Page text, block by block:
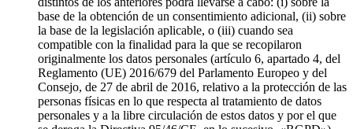
base de la obtención de un consentimiento adicional, (ii) sobre
la base de la legislación aplicable, o (iii) cuando sea
compatible con la finalidad para la que se recopilaron
originalmente los datos personales (artículo 6, apartado 4, del
Reglamento (UE) 2016/679 del Parlamento Europeo y del
Consejo, de 27 de abril de 2016, relativo a la protección de las
personas físicas en lo que respecta al tratamiento de datos
personales y a la libre circulación de estos datos y por el que